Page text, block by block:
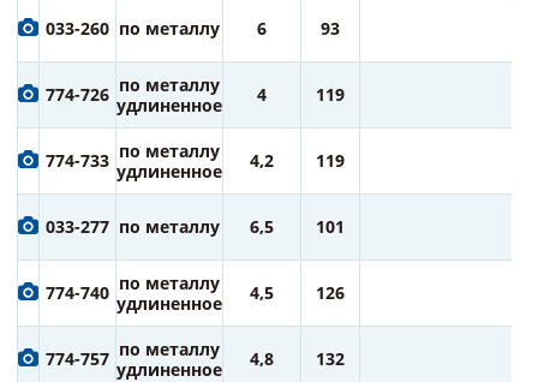
033-260 по металлу 6 93
774-726 по металлу
удлиненное
4 119
774-733 по металлу
удлиненное
4,2 119
033-277 по металлу 6,5 101
774-740 по металлу
удлиненное
4,5 126
774-757 по металлу
удлиненное
4,8 132